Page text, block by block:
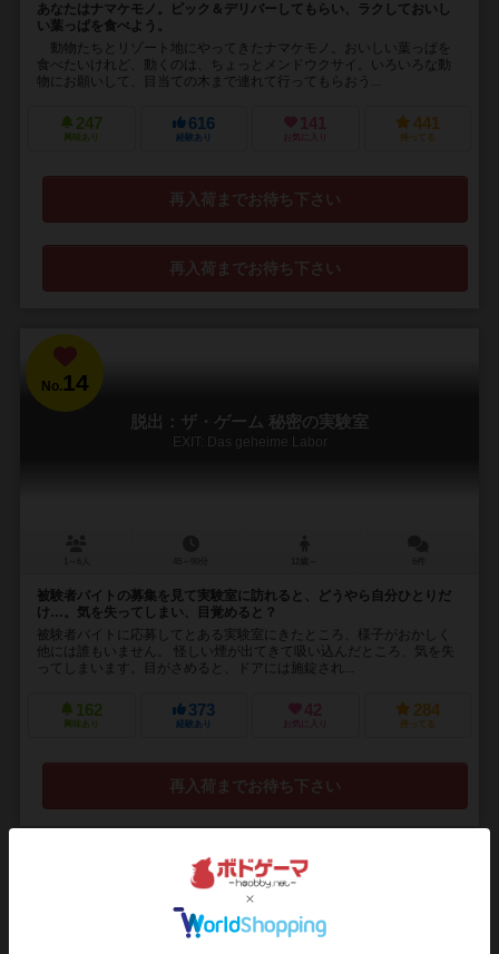
あなたはナマケモノ。ピック＆デリバーしてもらい、ラクしておいし
い葉っぱを食べよう。
動物たちとリゾート地にやってきたナマケモノ。おいしい葉っぱを
食べたいけれど、動くのは、ちょっとメンドウクサイ。いろいろな動
物にお願いして、目当ての木まで連れて行ってもらおう...
247
興味あり
616
経験あり
141
お気に入り
441
持ってる
再入荷までお待ち下さい
再入荷までお待ち下さい
No.14
脱出：ザ・ゲーム 秘密の実験室
EXIT: Das geheime Labor
被験者バイトの募集を見て実験室に訪れると、どうやら自分ひとりだ
け…。気を失ってしまい、目覚めると？
被験者バイトに応募してとある実験室にきたところ、様子がおかしく
他には誰もいません。 怪しい煙が出てきて吸い込んだところ、気を失
ってしまいます。目がさめると、ドアには施錠され...
162
興味あり
373
経験あり
42
お気に入り
284
持ってる
再入荷までお待ち下さい
ソルティ